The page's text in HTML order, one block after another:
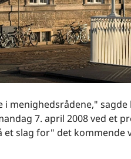
menighedsrådene,"
7. april 2008 ved et
et slag for" det kommende